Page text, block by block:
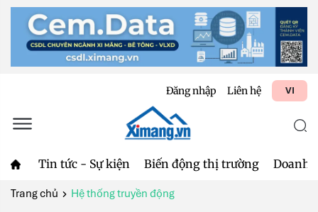
Đăng nhập Liên hệ VI
Tin tức - Sự kiện Biến động thị trường Doanh
Trang chủ Hệ thống truyền động